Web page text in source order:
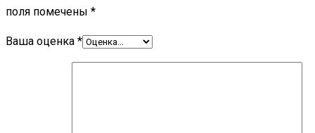
поля помечены *
Ваша оценка *